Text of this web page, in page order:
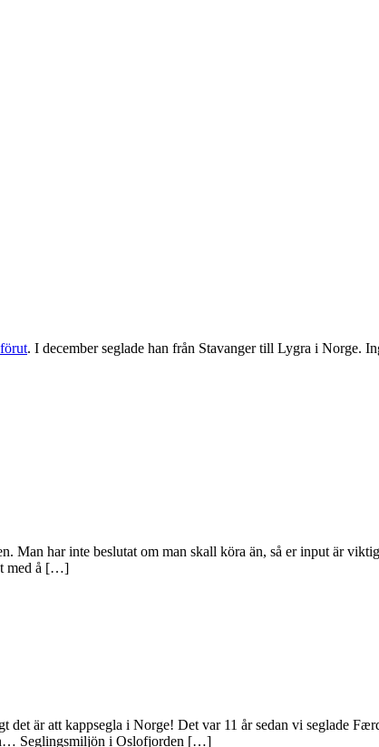
förut. I december seglade han från Stavanger till Lygra i Norge.
Man har inte beslutat om man skall köra än, så er input är
med å […]
är att kappsegla i Norge! Det var 11 år sedan vi seglade
Seglingsmiljön i Oslofjorden […]